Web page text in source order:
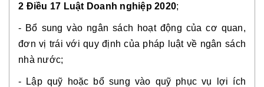
2 Điều 17 Luật Doanh nghiệp 2020;
- Bổ sung vào ngân sách hoạt động của cơ quan,
đơn vị trái với quy định của pháp luật về ngân sách
nhà nước;
- Lập quỹ hoặc bổ sung vào quỹ phục vụ lợi ích